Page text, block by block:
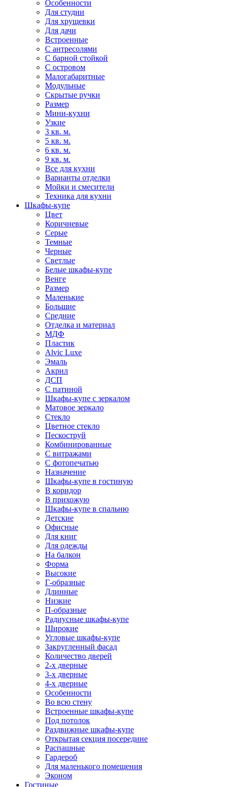
Особенности
Для студии
Для хрущевки
Для дачи
Встроенные
С антресолями
С барной стойкой
С островом
Малогабаритные
Модульные
Скрытые ручки
Размер
Мини-кухни
Узкие
3 кв. м.
5 кв. м.
6 кв. м.
9 кв. м.
Все для кухни
Варианты отделки
Мойки и смесители
Техника для кухни
Шкафы-купе
Цвет
Коричневые
Серые
Темные
Черные
Светлые
Белые шкафы-купе
Венге
Размер
Маленькие
Большие
Средние
Отделка и материал
МДФ
Пластик
Alvic Luxe
Эмаль
Акрил
ДСП
С патиной
Шкафы-купе с зеркалом
Матовое зеркало
Стекло
Цветное стекло
Пескоструй
Комбинированные
С витражами
С фотопечатью
Назначение
Шкафы-купе в гостиную
В коридор
В прихожую
Шкафы-купе в спальню
Детские
Офисные
Для книг
Для одежды
На балкон
Форма
Высокие
Г-образные
Длинные
Низкие
П-образные
Радиусные шкафы-купе
Широкие
Угловые шкафы-купе
Закругленный фасад
Количество дверей
2-х дверные
3-х дверные
4-х дверные
Особенности
Во всю стену
Встроенные шкафы-купе
Под потолок
Раздвижные шкафы-купе
Открытая секция посередине
Распашные
Гардероб
Для маленького помещения
Эконом
Гостиные